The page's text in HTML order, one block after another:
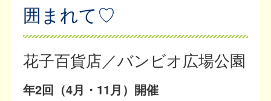
囲まれて♡
花子百貨店／バンビオ広場公園
年2回（4月・11月）開催